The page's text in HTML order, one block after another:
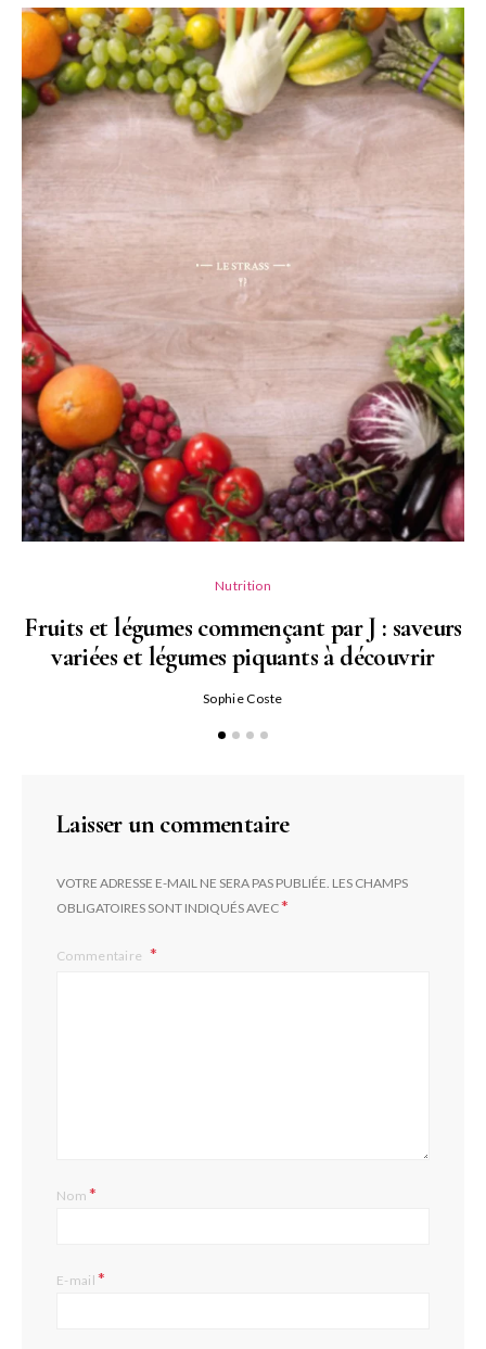
Nutrition
Fruits et légumes commençant par J : saveurs
variées et légumes piquants à découvrir
Sophie Coste
Laisser un commentaire
VOTRE ADRESSE E-MAIL NE SERA PAS PUBLIÉE. LES CHAMPS
OBLIGATOIRES SONT INDIQUÉS AVEC*
Commentaire
Nom*
E-mail*